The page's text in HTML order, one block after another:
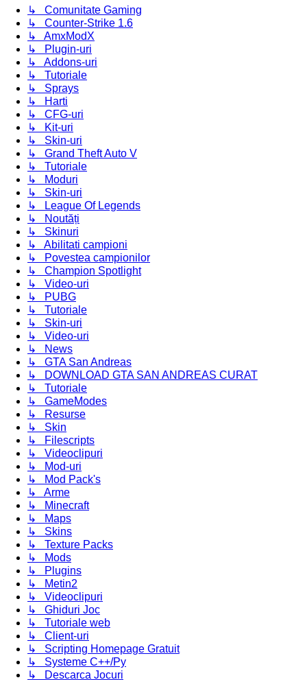
↳ Comunitate Gaming
↳ Counter-Strike 1.6
↳ AmxModX
↳ Plugin-uri
↳ Addons-uri
↳ Tutoriale
↳ Sprays
↳ Harti
↳ CFG-uri
↳ Kit-uri
↳ Skin-uri
↳ Grand Theft Auto V
↳ Tutoriale
↳ Moduri
↳ Skin-uri
↳ League Of Legends
↳ Noutăți
↳ Skinuri
↳ Abilitati campioni
↳ Povestea campionilor
↳ Champion Spotlight
↳ Video-uri
↳ PUBG
↳ Tutoriale
↳ Skin-uri
↳ Video-uri
↳ News
↳ GTA San Andreas
↳ DOWNLOAD GTA SAN ANDREAS CURAT
↳ Tutoriale
↳ GameModes
↳ Resurse
↳ Skin
↳ Filescripts
↳ Videoclipuri
↳ Mod-uri
↳ Mod Pack's
↳ Arme
↳ Minecraft
↳ Maps
↳ Skins
↳ Texture Packs
↳ Mods
↳ Plugins
↳ Metin2
↳ Videoclipuri
↳ Ghiduri Joc
↳ Tutoriale web
↳ Client-uri
↳ Scripting Homepage Gratuit
↳ Systeme C++/Py
↳ Descarca Jocuri